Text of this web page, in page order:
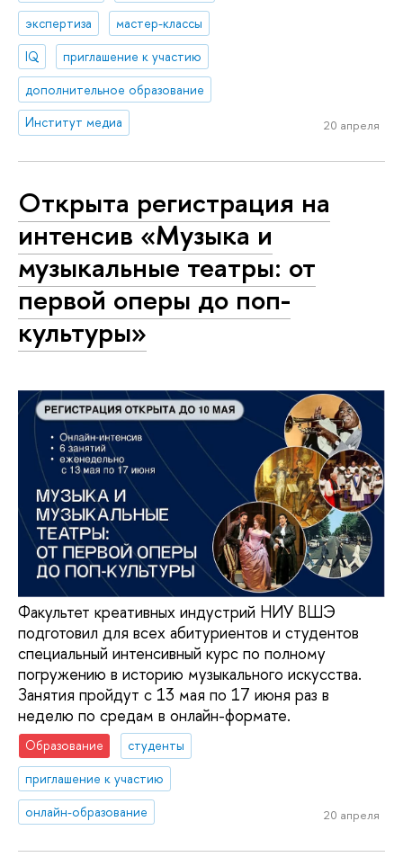
экспертиза
мастер-классы
IQ
приглашение к участию
дополнительное образование
Институт медиа
20 апреля
Открыта регистрация на
интенсив «Музыка и
музыкальные театры: от
первой оперы до поп-
культуры»
Факультет креативных индустрий НИУ ВШЭ
подготовил для всех абитуриентов и студентов
специальный интенсивный курс по полному
погружению в историю музыкального искусства.
Занятия пройдут с 13 мая по 17 июня раз в
неделю по средам в онлайн-формате.
Образование
студенты
приглашение к участию
онлайн-образование
20 апреля